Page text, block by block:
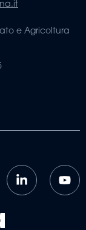
e Agricoltura